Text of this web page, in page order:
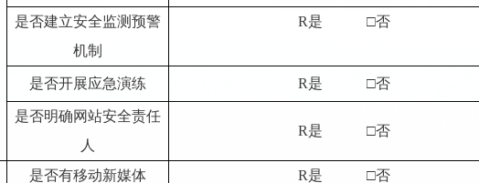
是否建立安全监测预警
机制
R是 □否
是否开展应急演练 R是 □否
是否明确网站安全责任
人
R是 □否
是否有移动新媒体 R是 □否